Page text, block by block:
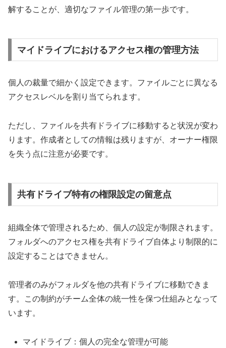
解することが、適切なファイル管理の第一歩です。
マイドライブにおけるアクセス権の管理方法
個人の裁量で細かく設定できます。ファイルごとに異なる
アクセスレベルを割り当てられます。
ただし、ファイルを共有ドライブに移動すると状況が変わ
ります。作成者としての情報は残りますが、オーナー権限
を失う点に注意が必要です。
共有ドライブ特有の権限設定の留意点
組織全体で管理されるため、個人の設定が制限されます。
フォルダへのアクセス権を共有ドライブ自体より制限的に
設定することはできません。
管理者のみがフォルダを他の共有ドライブに移動できま
す。この制約がチーム全体の統一性を保つ仕組みとなって
います。
マイドライブ：個人の完全な管理が可能